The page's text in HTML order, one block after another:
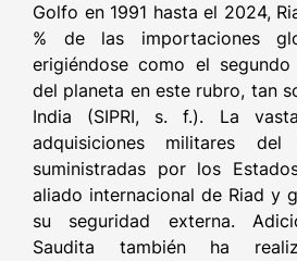
Golfo en 1991 hasta el 2024,
% de las importaciones
erigiéndose como el
del planeta en este rubro, tan
India (SIPRI, s. f.). La
adquisiciones militares
suministradas por los
aliado internacional de Riad y
su seguridad externa.
Saudita también ha